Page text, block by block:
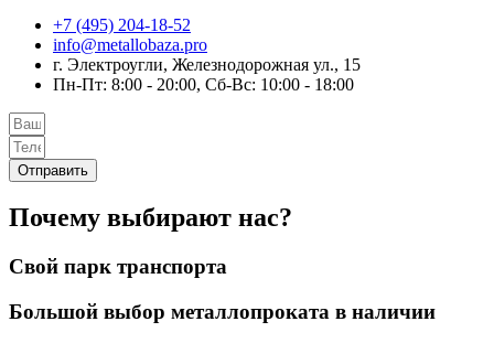
+7 (495) 204-18-52
info@metallobaza.pro
г. Электроугли, Железнодорожная ул., 15
Пн-Пт: 8:00 - 20:00, Сб-Вс: 10:00 - 18:00
Отправить
Почему выбирают нас?
Свой парк транспорта
Большой выбор металлопроката в наличии